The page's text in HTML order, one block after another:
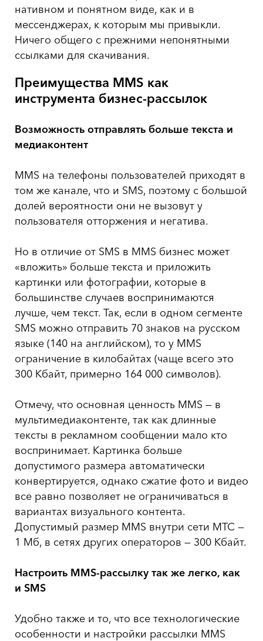
нативном и понятном виде, как и в
мессенджерах, к которым мы привыкли.
Ничего общего с прежними непонятными
ссылками для скачивания.
Преимущества MMS как
инструмента бизнес-рассылок
Возможность отправлять больше текста и
медиаконтент
MMS на телефоны пользователей приходят в
том же канале, что и SMS, поэтому с большой
долей вероятности они не вызовут у
пользователя отторжения и негатива.
Но в отличие от SMS в MMS бизнес может
«вложить» больше текста и приложить
картинки или фотографии, которые в
большинстве случаев воспринимаются
лучше, чем текст. Так, если в одном сегменте
SMS можно отправить 70 знаков на русском
языке (140 на английском), то у MMS
ограничение в килобайтах (чаще всего это
300 Кбайт, примерно 164 000 символов).
Отмечу, что основная ценность MMS — в
мультимедиаконтенте, так как длинные
тексты в рекламном сообщении мало кто
воспринимает. Картинка больше
допустимого размера автоматически
конвертируется, однако сжатие фото и видео
все равно позволяет не ограничиваться в
вариантах визуального контента.
Допустимый размер MMS внутри сети МТС —
1 Мб, в сетях других операторов — 300 Кбайт.
Настроить MMS-рассылку так же легко, как
и SMS
Удобно также и то, что все технологические
особенности и настройки рассылки MMS